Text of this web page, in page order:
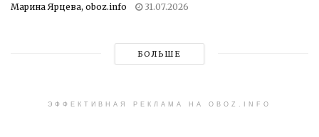
Марина Ярцева, oboz.info 31.07.2026
БОЛЬШЕ
ЭФФЕКТИВНАЯ РЕКЛАМА НА OBOZ.INFO